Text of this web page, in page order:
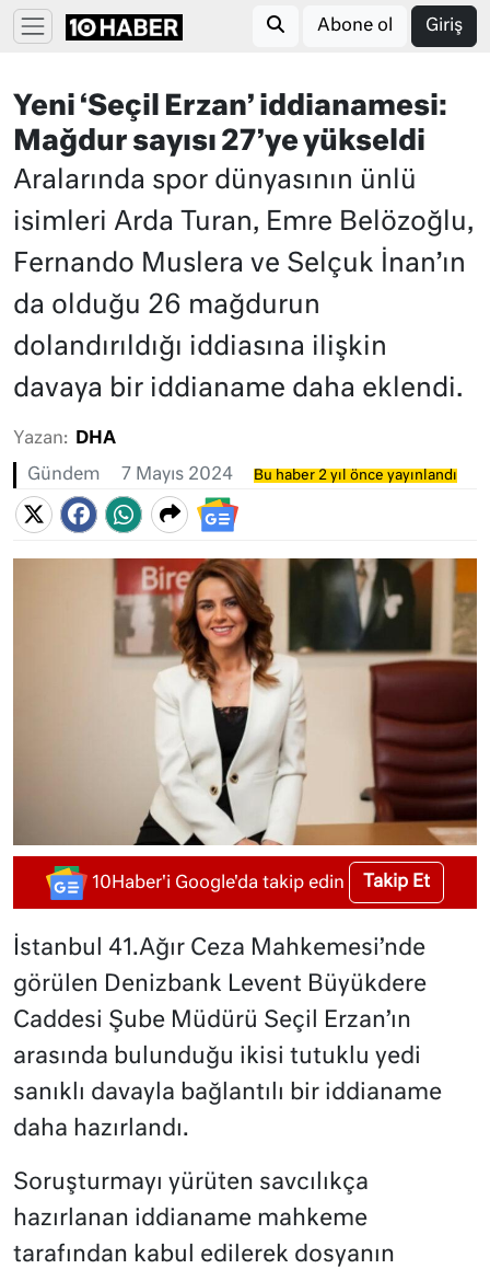
Abone ol Giriş
Yeni ‘Seçil Erzan’ iddianamesi:
Mağdur sayısı 27’ye yükseldi
Aralarında spor dünyasının ünlü
isimleri Arda Turan, Emre Belözoğlu,
Fernando Muslera ve Selçuk İnan’ın
da olduğu 26 mağdurun
dolandırıldığı iddiasına ilişkin
davaya bir iddianame daha eklendi.
Yazan: DHA
Gündem 7 Mayıs 2024 Bu haber 2 yıl önce yayınlandı
10Haber'i Google'da takip edin Takip Et
İstanbul 41.Ağır Ceza Mahkemesi’nde
görülen Denizbank Levent Büyükdere
Caddesi Şube Müdürü Seçil Erzan’ın
arasında bulunduğu ikisi tutuklu yedi
sanıklı davayla bağlantılı bir iddianame
daha hazırlandı.
Soruşturmayı yürüten savcılıkça
hazırlanan iddianame mahkeme
tarafından kabul edilerek dosyanın